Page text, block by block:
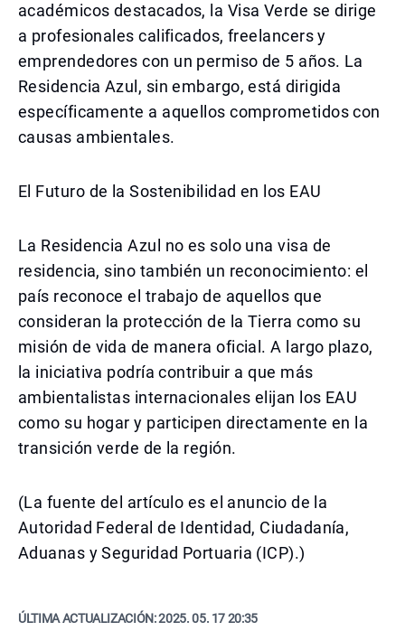
académicos destacados, la Visa Verde se dirige
a profesionales calificados, freelancers y
emprendedores con un permiso de 5 años. La
Residencia Azul, sin embargo, está dirigida
específicamente a aquellos comprometidos con
causas ambientales.
El Futuro de la Sostenibilidad en los EAU
La Residencia Azul no es solo una visa de
residencia, sino también un reconocimiento: el
país reconoce el trabajo de aquellos que
consideran la protección de la Tierra como su
misión de vida de manera oficial. A largo plazo,
la iniciativa podría contribuir a que más
ambientalistas internacionales elijan los EAU
como su hogar y participen directamente en la
transición verde de la región.
(La fuente del artículo es el anuncio de la
Autoridad Federal de Identidad, Ciudadanía,
Aduanas y Seguridad Portuaria (ICP).)
ÚLTIMA ACTUALIZACIÓN:2025. 05. 17 20:35